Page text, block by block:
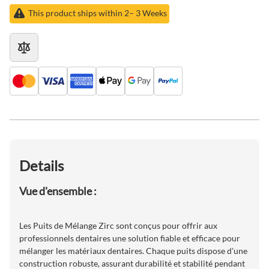
This product ships within 2– 3 Weeks
Details
Vue d'ensemble :
Les Puits de Mélange Zirc sont conçus pour offrir aux
professionnels dentaires une solution fiable et efficace pour
mélanger les matériaux dentaires. Chaque puits dispose d'une
construction robuste, assurant durabilité et stabilité pendant